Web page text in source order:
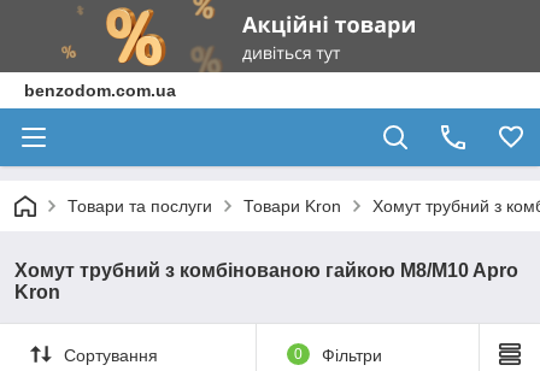
benzodom.com.ua
Товари та послуги Товари Kron Хомут трубний з
Хомут трубний з комбінованою гайкою M8/M10 Apro
Kron
Сортування 0 Фільтри